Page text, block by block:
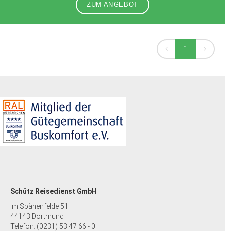
ZUM ANGEBOT
1
Schütz Reisedienst GmbH
Im Spähenfelde 51
44143 Dortmund
Telefon: (0231) 53 47 66 - 0